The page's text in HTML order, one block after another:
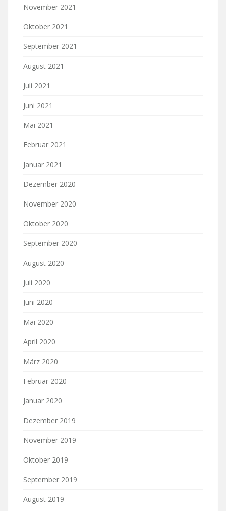
November 2021
Oktober 2021
September 2021
August 2021
Juli 2021
Juni 2021
Mai 2021
Februar 2021
Januar 2021
Dezember 2020
November 2020
Oktober 2020
September 2020
August 2020
Juli 2020
Juni 2020
Mai 2020
April 2020
März 2020
Februar 2020
Januar 2020
Dezember 2019
November 2019
Oktober 2019
September 2019
August 2019